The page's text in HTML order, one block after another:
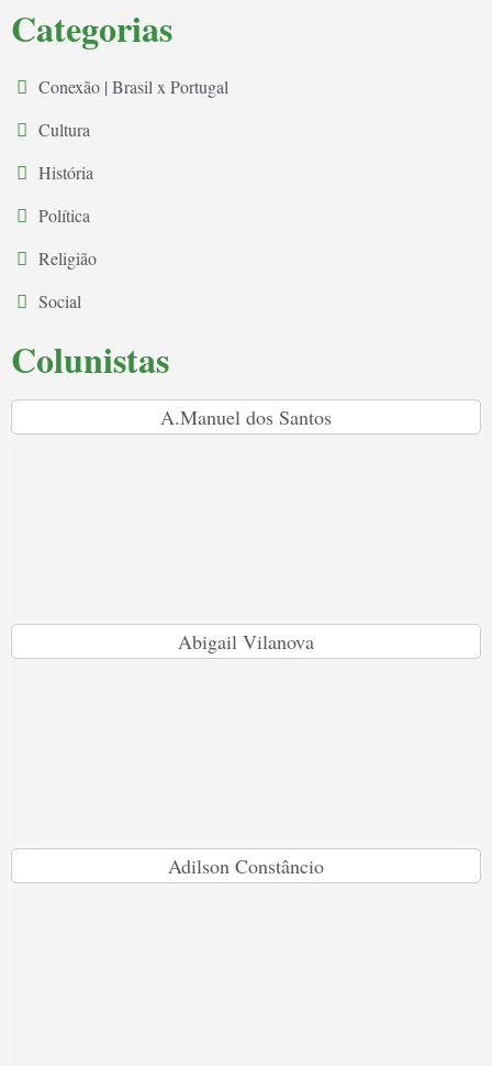
Categorias
Conexão | Brasil x Portugal
Cultura
História
Política
Religião
Social
Colunistas
A.Manuel dos Santos
Abigail Vilanova
Adilson Constâncio